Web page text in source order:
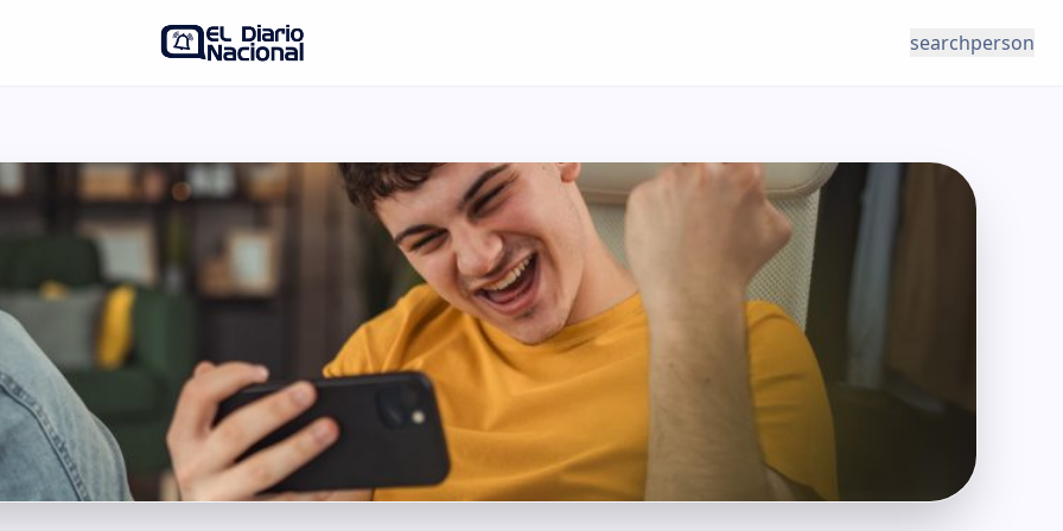
searchperson